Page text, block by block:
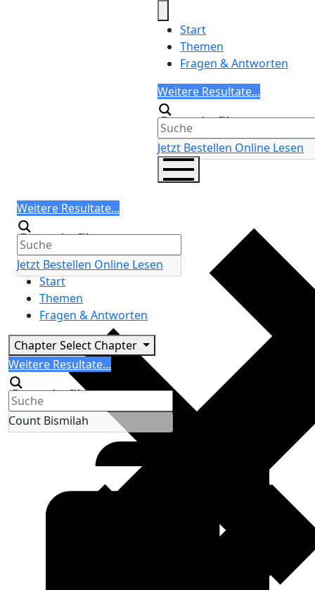
Start
Themen
Fragen & Antworten
Search
Weitere Resultate...
Generic filters
Jetzt Bestellen Online Lesen
Search
Weitere Resultate...
Generic filters
Jetzt Bestellen Online Lesen
Start
Themen
Fragen & Antworten
ChapterSelect Chapter
Search
Weitere Resultate...
Generic filters
Count Bismilah